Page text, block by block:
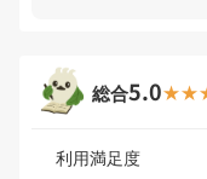
総合5.0
利用満足度